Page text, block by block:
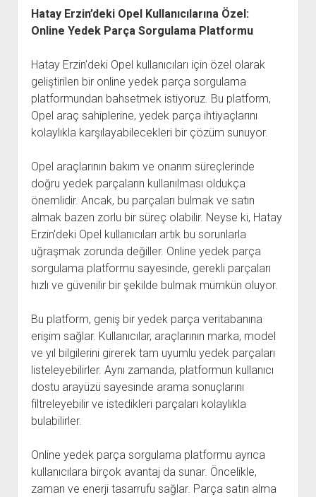
Hatay Erzin’deki Opel Kullanıcılarına Özel:
Online Yedek Parça Sorgulama Platformu
Hatay Erzin'deki Opel kullanıcıları için özel olarak
geliştirilen bir online yedek parça sorgulama
platformundan bahsetmek istiyoruz. Bu platform,
Opel araç sahiplerine, yedek parça ihtiyaçlarını
kolaylıkla karşılayabilecekleri bir çözüm sunuyor.
Opel araçlarının bakım ve onarım süreçlerinde
doğru yedek parçaların kullanılması oldukça
önemlidir. Ancak, bu parçaları bulmak ve satın
almak bazen zorlu bir süreç olabilir. Neyse ki, Hatay
Erzin'deki Opel kullanıcıları artık bu sorunlarla
uğraşmak zorunda değiller. Online yedek parça
sorgulama platformu sayesinde, gerekli parçaları
hızlı ve güvenilir bir şekilde bulmak mümkün oluyor.
Bu platform, geniş bir yedek parça veritabanına
erişim sağlar. Kullanıcılar, araçlarının marka, model
ve yıl bilgilerini girerek tam uyumlu yedek parçaları
listeleyebilirler. Aynı zamanda, platformun kullanıcı
dostu arayüzü sayesinde arama sonuçlarını
filtreleyebilir ve istedikleri parçaları kolaylıkla
bulabilirler.
Online yedek parça sorgulama platformu ayrıca
kullanıcılara birçok avantaj da sunar. Öncelikle,
zaman ve enerji tasarrufu sağlar. Parça satın alma